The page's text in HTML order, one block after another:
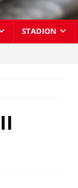
STADION